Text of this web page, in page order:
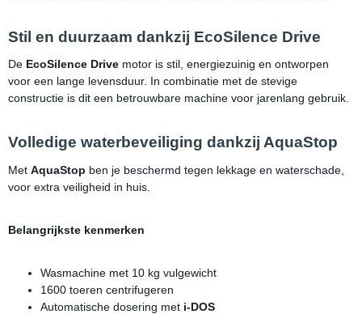
Stil en duurzaam dankzij EcoSilence Drive
De EcoSilence Drive motor is stil, energiezuinig en ontworpen
voor een lange levensduur. In combinatie met de stevige
constructie is dit een betrouwbare machine voor jarenlang gebruik.
Volledige waterbeveiliging dankzij AquaStop
Met AquaStop ben je beschermd tegen lekkage en waterschade,
voor extra veiligheid in huis.
Belangrijkste kenmerken
Wasmachine met 10 kg vulgewicht
1600 toeren centrifugeren
Automatische dosering met i-DOS